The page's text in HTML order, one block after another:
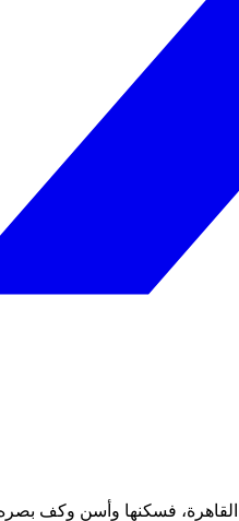
نيابة القضاء في القاهرة، فسكنها وأسن